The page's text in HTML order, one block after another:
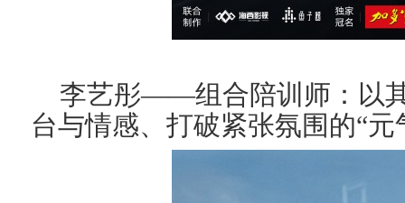
李艺彤——组合陪训师： 以
台与情感、打破紧张氛围的“元